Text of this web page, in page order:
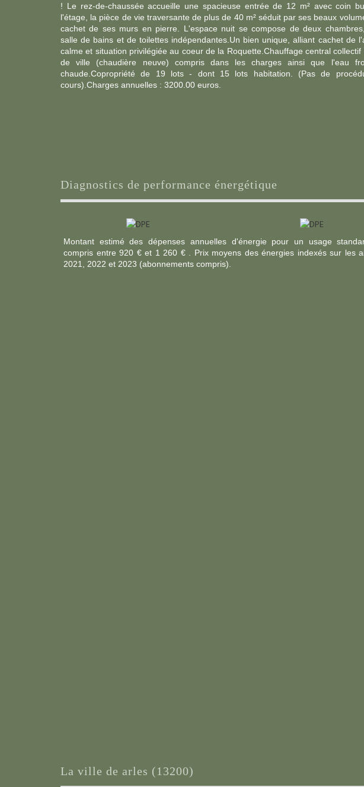
! Le rez-de-chaussée accueille une spacieuse entrée de 12 m² avec coin
l'étage, la pièce de vie traversante de plus de 40 m² séduit par ses beaux
cachet de ses murs en pierre. L'espace nuit se compose de deux
salle de bains et de toilettes indépendantes.Un bien unique, alliant cachet de
calme et situation privilégiée au coeur de la Roquette.Chauffage central collectif
de ville (chaudière neuve) compris dans les charges ainsi que l'eau
chaude.Copropriété de 19 lots - dont 15 lots habitation. (Pas de
cours).Charges annuelles : 3200.00 euros.
diagnostics de performance énergétique
Montant estimé des dépenses annuelles d'énergie pour un usage
compris entre 920 € et 1 260 € . Prix moyens des énergies indexés sur les
2021, 2022 et 2023 (abonnements compris).
la ville de arles (13200)